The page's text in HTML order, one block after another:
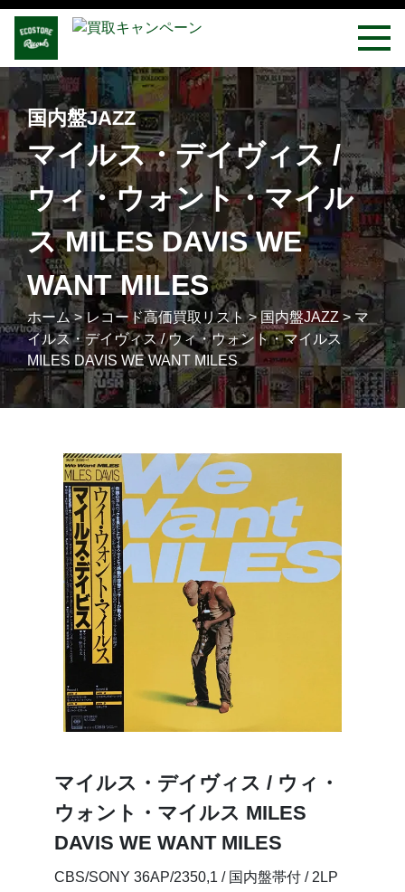
国内盤JAZZ
マイルス・デイヴィス /
ウィ・ウォント・マイル
ス MILES DAVIS WE
WANT MILES
ホーム> レコード高価買取リスト>国内盤JAZZ > マ
イルス・デイヴィス / ウィ・ウォント・マイルス
MILES DAVIS WE WANT MILES
マイルス・デイヴィス / ウィ・
ウォント・マイルス MILES
DAVIS WE WANT MILES
CBS/SONY 36AP/2350,1 / 国内盤帯付 / 2LP